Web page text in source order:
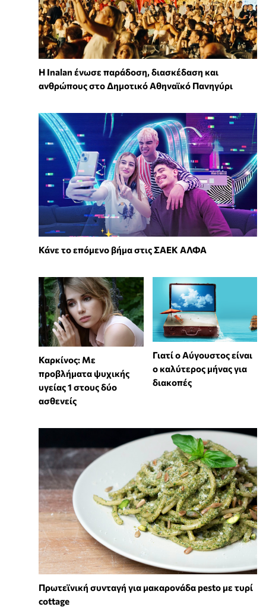
Η Inalan ένωσε παράδοση, διασκέδαση και
ανθρώπους στο Δημοτικό Αθηναϊκό Πανηγύρι
Κάνε το επόμενο βήμα στις ΣΑΕΚ ΑΛΦΑ
Καρκίνος: Με
προβλήματα ψυχικής
υγείας 1 στους δύο
ασθενείς
Γιατί ο Αύγουστος είναι
ο καλύτερος μήνας για
διακοπές
Πρωτεϊνική συνταγή για μακαρονάδα pesto με τυρί
cottage